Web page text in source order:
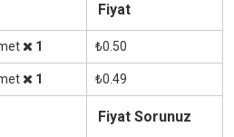
Fiyat
1 ₺0.50
1 ₺0.49
Fiyat Sorunuz